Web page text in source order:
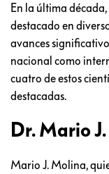
En la última
destacado en
avances
nacional como
cuatro de estos
destacadas.
Dr. Mario
Mario J. Molina,